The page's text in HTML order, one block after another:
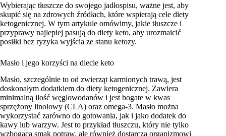
Wybierając tłuszcze do swojego jadłospisu, ważne jest, aby
skupić się na zdrowych źródłach, które wspierają cele diety
ketogenicznej. W tym artykule omówimy, jakie tłuszcze i
przyprawy najlepiej pasują do diety keto, aby urozmaicić
posiłki bez ryzyka wyjścia ze stanu ketozy.
Masło i jego korzyści na diecie keto
Masło, szczególnie to od zwierząt karmionych trawą, jest
doskonałym dodatkiem do diety ketogenicznej. Zawiera
minimalną ilość węglowodanów i jest bogate w kwas
sprzężony linolowy (CLA) oraz omega-3. Masło można
wykorzystać zarówno do gotowania, jak i jako dodatek do
kawy lub warzyw. Jest to przykład tłuszczu, który nie tylko
wzbogaca smak potraw, ale również dostarcza organizmowi